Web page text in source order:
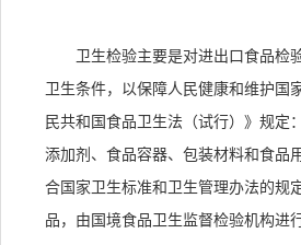
卫生检验主要是对进出口食品检
卫生条件，以保障人民健康和维护国
民共和国食品卫生法（试行）》规定
添加剂、食品容器、包装材料和食品
合国家卫生标准和卫生管理办法的规
品，由国境食品卫生监督检验机构进